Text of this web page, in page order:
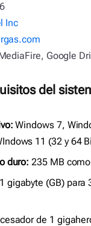
Inc
Google
del
Windows 7,
11 (32 y 64
duro: 235 MB
1 gigabyte (GB) para
de 1